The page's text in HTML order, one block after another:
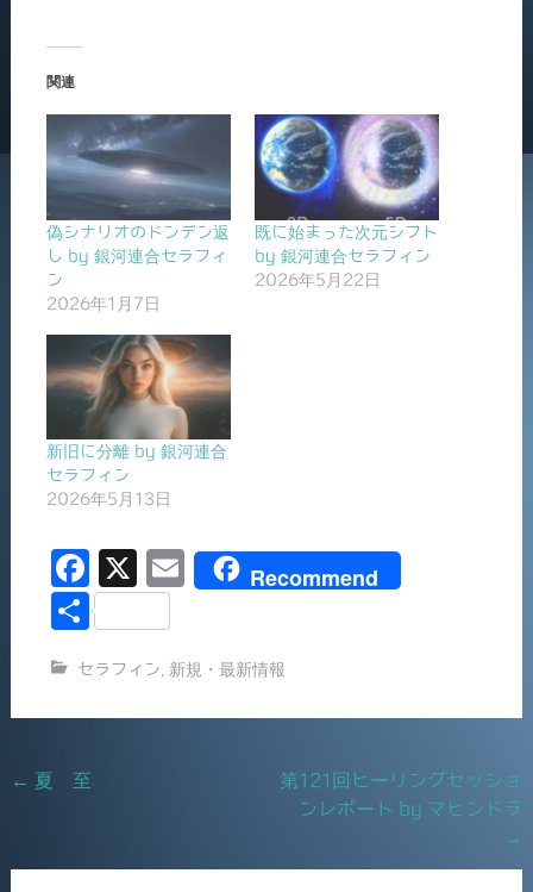
関連
偽シナリオのドンデン返
し by 銀河連合セラフィ
ン
2026年1月7日
既に始まった次元シフト
by 銀河連合セラフィン
2026年5月22日
新旧に分離 by 銀河連合
セラフィン
2026年5月13日
F
a
e
b
o
X
E
l
Recommend
共
セラフィン 新規・最新情報
Post
← 夏 至
第121回ヒーリングセッショ
ンレポート by マヒンドラ
→